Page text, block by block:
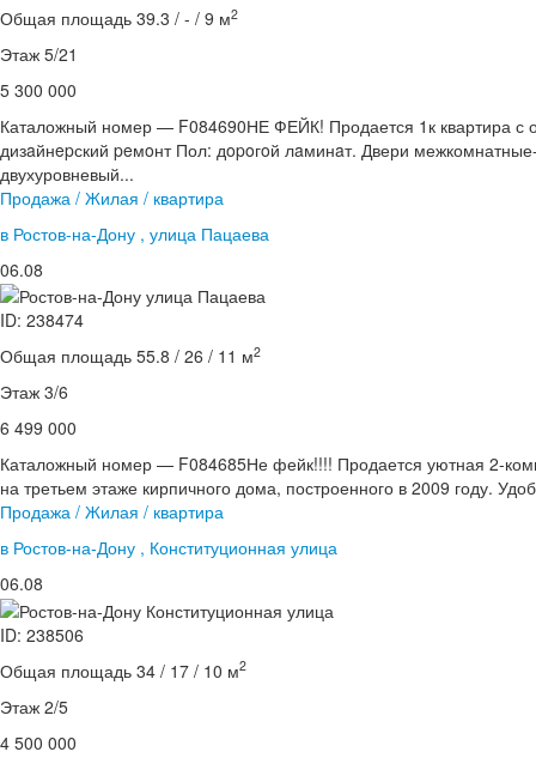
Общая площадь 39.3 / - / 9 м2
Этаж 5/21
5 300 000
Каталожный номер — F084690НЕ ФЕЙК! Продается 1к квартира с
дизaйнepский peмoнт Пол: дopoгoй лaминaт. Двери
двухуровневый...
Продажа / Жилая / квартира
в Ростов-на-Дону , улица Пацаева
06.08
ID: 238474
Общая площадь 55.8 / 26 / 11 м2
Этаж 3/6
6 499 000
Каталожный номер — F084685Не фейк!!!! Продается уютная 2-
на третьем этаже кирпичного дома, построенного в 2009 году.
Продажа / Жилая / квартира
в Ростов-на-Дону , Конституционная улица
06.08
ID: 238506
Общая площадь 34 / 17 / 10 м2
Этаж 2/5
4 500 000